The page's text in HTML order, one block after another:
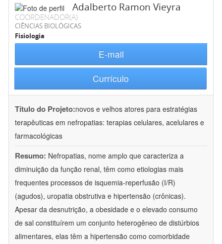
Adalberto Ramon Vieyra
COORDENADOR(A)
CIÊNCIAS BIOLÓGICAS
Fisiologia
E-mail
Currículo
Título do Projeto:novos e velhos atores para estratégias
terapêuticas em nefropatias: terapias celulares, acelulares e
farmacológicas
Resumo: Nefropatias, nome amplo que caracteriza a
diminuição da função renal, têm como etiologias mais
frequentes processos de isquemia-reperfusão (I/R)
(agudos), uropatia obstrutiva e hipertensão (crônicas).
Apesar da desnutrição, a obesidade e o elevado consumo
de sal constituírem um conjunto heterogêneo de distúrbios
alimentares, elas têm a hipertensão como comorbidade